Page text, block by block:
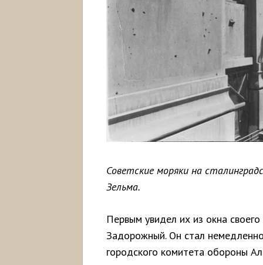
Советские моряки на
Зельма.
Первым увидел их из окна
Задорожный. Он стал
городского комитета обороны